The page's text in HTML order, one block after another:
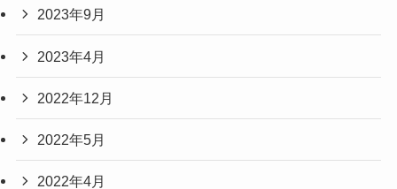
2023年9月
2023年4月
2022年12月
2022年5月
2022年4月